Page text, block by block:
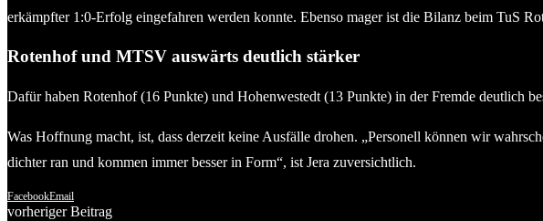
erkämpfter 1:0-Erfolg eingefahren werden konnte. Ebenso mager ist die Bilanz beim TuS
Rotenhof und MTSV auswärts deutlich stärker
Dafür haben Rotenhof (16 Punkte) und Hohenwestedt (13 Punkte) in der Fremde deutlich
Was Hoffnung macht, ist, dass derzeit keine Ausfälle drohen. „Personell können wir
dichter ran und kommen immer besser in Form“, ist Jera zuversichtlich.
FacebookEmail
vorheriger Beitrag